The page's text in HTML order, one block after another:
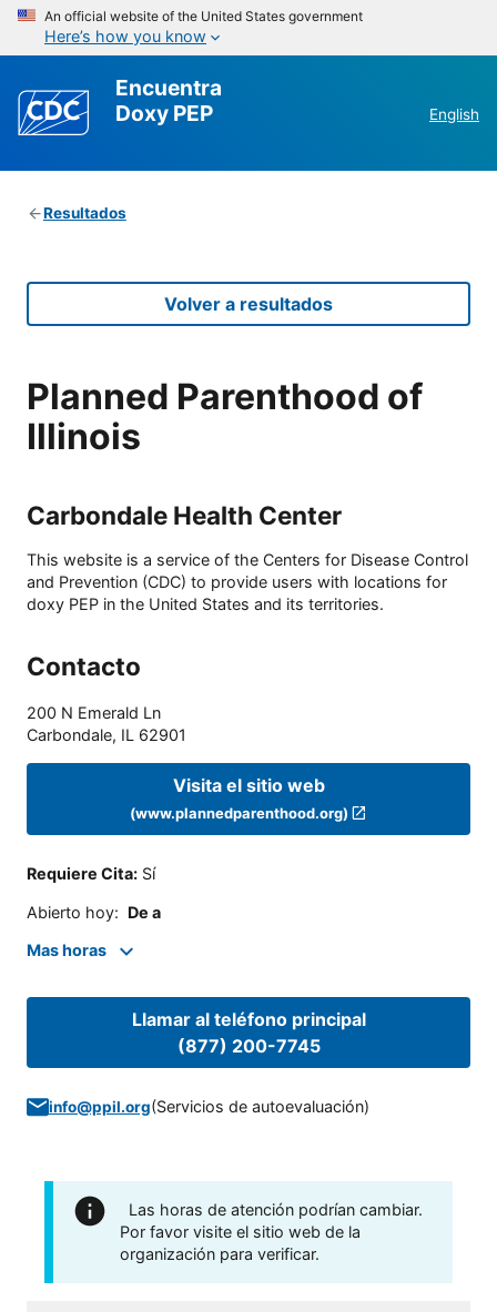
An official website of the United States government
Here’s how you know
Encuentra
Doxy PEP
English
Resultados
Volver a resultados
Planned Parenthood of
Illinois
Carbondale Health Center
This website is a service of the Centers for Disease Control
and Prevention (CDC) to provide users with locations for
doxy PEP in the United States and its territories.
Contacto
200 N Emerald Ln
Carbondale, IL 62901
Visita el sitio web
(www.plannedparenthood.org)
Requiere Cita: Sí
Abierto hoy: De a
Mas horas
Llamar al teléfono principal
(877) 200-7745
info@ppil.org(Servicios de autoevaluación)
Las horas de atención podrían cambiar.
Por favor visite el sitio web de la
organización para verificar.